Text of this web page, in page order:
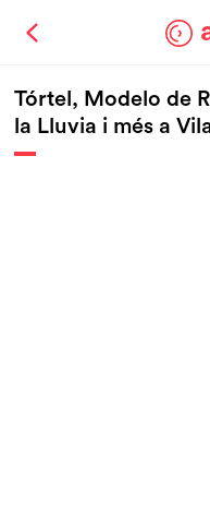
Tórtel, Modelo de
la Lluvia i més a